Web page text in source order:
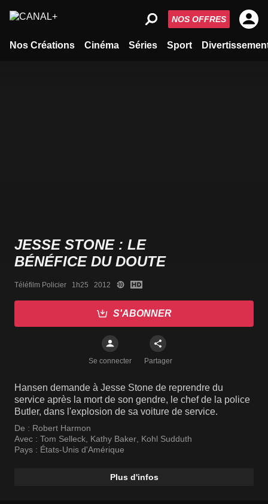
Nos Créations Cinéma Séries Sport
NOS OFFRES
JESSE STONE : LE
BÉNÉFICE DU DOUTE
Téléfilm Policier   1h25   2012
S'ABONNER
Se connecter Partager
Hansen demande à Jesse Stone de reprendre du
service après la mort de son gendre, le chef de la police
Butler, dans l'explosion de sa voiture de service.
De : Robert Harmon
Avec : Tom Selleck Kathy Baker Kohl Sudduth
Pays : États-Unis d'Amérique
Plus d'infos